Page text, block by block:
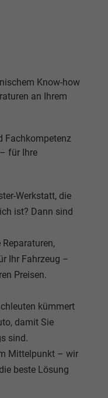
Know-how
an Ihrem
Fachkompetenz
für Ihre
Werkstatt, die
ist? Dann sind
Ihr Fahrzeug –
Preisen.
kümmert
damit Sie
sind.
Mittelpunkt – wir
beste Lösung